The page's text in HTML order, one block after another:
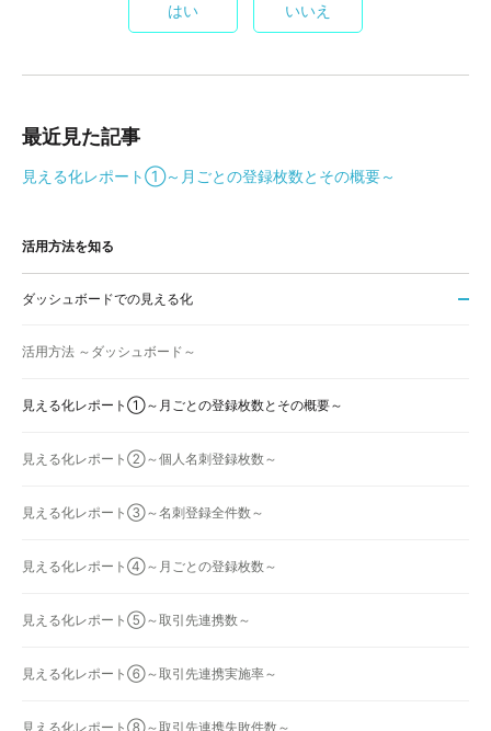
はい いいえ
最近見た記事
見える化レポート①～月ごとの登録枚数とその概要～
活用方法を知る
ダッシュボードでの見える化
活用方法 ～ダッシュボード～
見える化レポート①～月ごとの登録枚数とその概要～
見える化レポート②～個人名刺登録枚数～
見える化レポート③～名刺登録全件数～
見える化レポート④～月ごとの登録枚数～
見える化レポート⑤～取引先連携数～
見える化レポート⑥～取引先連携実施率～
見える化レポート⑧～取引先連携失敗件数～